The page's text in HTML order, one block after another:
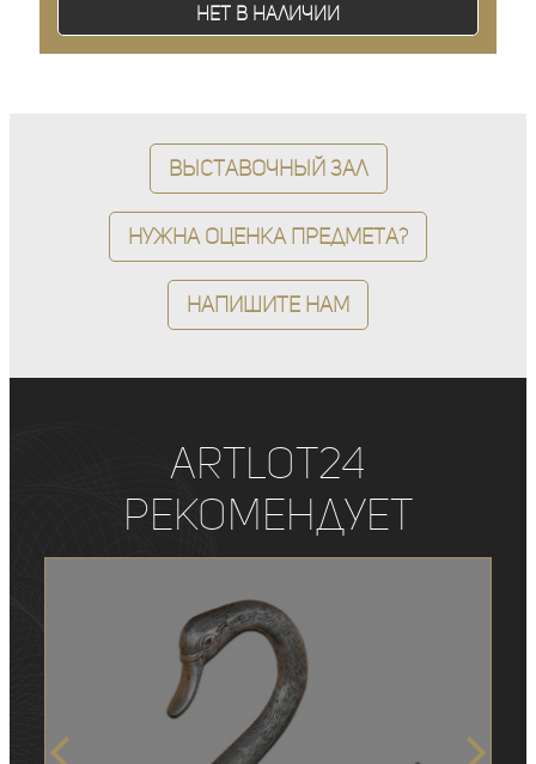
Нет в наличии
Выставочный зал
Нужна оценка предмета?
Напишите нам
ArtLot24
рекомендует